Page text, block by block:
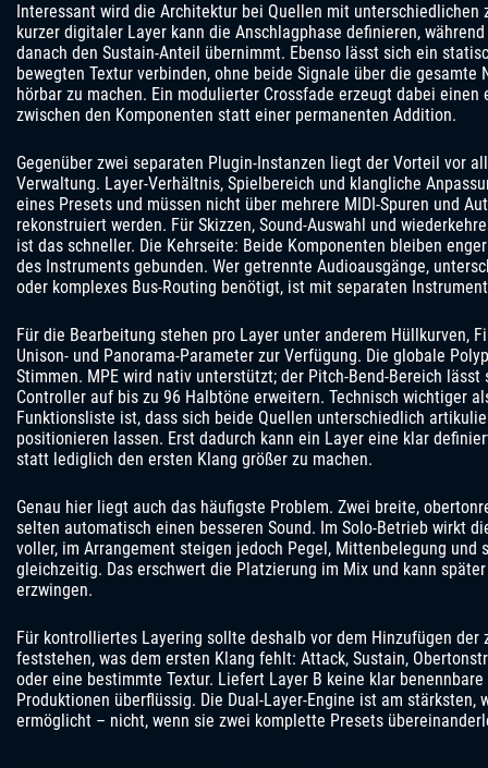
Interessant wird die Architektur bei Quellen mit unterschiedlichen
kurzer digitaler Layer kann die Anschlagphase definieren,
danach den Sustain-Anteil übernimmt. Ebenso lässt sich ein
bewegten Textur verbinden, ohne beide Signale über die gesamte
hörbar zu machen. Ein modulierter Crossfade erzeugt dabei einen
zwischen den Komponenten statt einer permanenten Addition.
Gegenüber zwei separaten Plugin-Instanzen liegt der Vorteil vor
Verwaltung. Layer-Verhältnis, Spielbereich und klangliche
eines Presets und müssen nicht über mehrere MIDI-Spuren und
rekonstruiert werden. Für Skizzen, Sound-Auswahl und
ist das schneller. Die Kehrseite: Beide Komponenten bleiben
des Instruments gebunden. Wer getrennte Audioausgänge,
oder komplexes Bus-Routing benötigt, ist mit separaten
Für die Bearbeitung stehen pro Layer unter anderem Hüllkurven,
Unison- und Panorama-Parameter zur Verfügung. Die globale
Stimmen. MPE wird nativ unterstützt; der Pitch-Bend-Bereich
Controller auf bis zu 96 Halbtöne erweitern. Technisch wichtiger
Funktionsliste ist, dass sich beide Quellen unterschiedlich
positionieren lassen. Erst dadurch kann ein Layer eine klar
statt lediglich den ersten Klang größer zu machen.
Genau hier liegt auch das häufigste Problem. Zwei breite,
selten automatisch einen besseren Sound. Im Solo-Betrieb wirkt
voller, im Arrangement steigen jedoch Pegel, Mittenbelegung und
gleichzeitig. Das erschwert die Platzierung im Mix und kann
erzwingen.
Für kontrolliertes Layering sollte deshalb vor dem Hinzufügen der
feststehen, was dem ersten Klang fehlt: Attack, Sustain,
oder eine bestimmte Textur. Liefert Layer B keine klar
Produktionen überflüssig. Die Dual-Layer-Engine ist am stärksten,
ermöglicht – nicht, wenn sie zwei komplette Presets